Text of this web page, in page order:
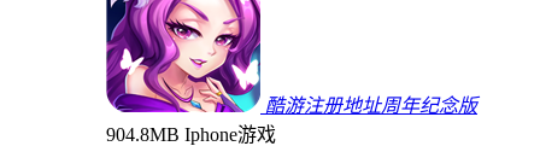
酷游注册地址周年纪念版
904.8MB Iphone游戏